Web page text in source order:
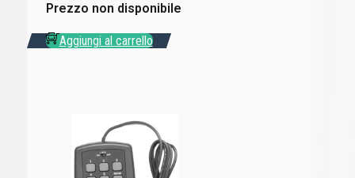
Prezzo non disponibile
Aggiungi al carrello